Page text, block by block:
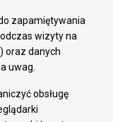
zapamiętywania
wizyty na
oraz danych
uwag.
obsługę